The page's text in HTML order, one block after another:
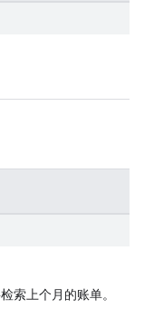
索上个月的账单。